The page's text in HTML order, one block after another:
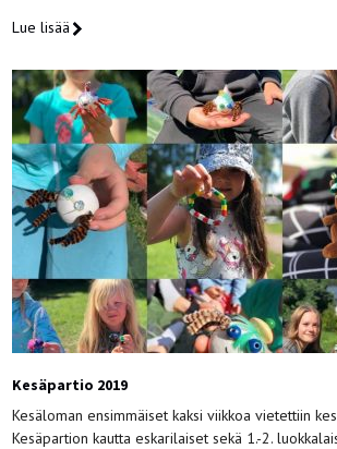
Lue lisää
Kesäpartio 2019
Kesäloman ensimmäiset kaksi viikkoa vietettiin
Kesäpartion kautta eskarilaiset sekä 1.-2.